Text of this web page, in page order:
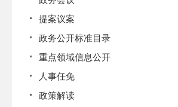
提案议案
政务公开标准目录
重点领域信息公开
人事任免
政策解读